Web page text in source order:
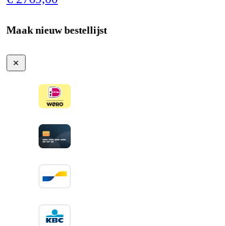
-
verzonden
wanneer
beschikbaar
Maak nieuw bestellijst
×